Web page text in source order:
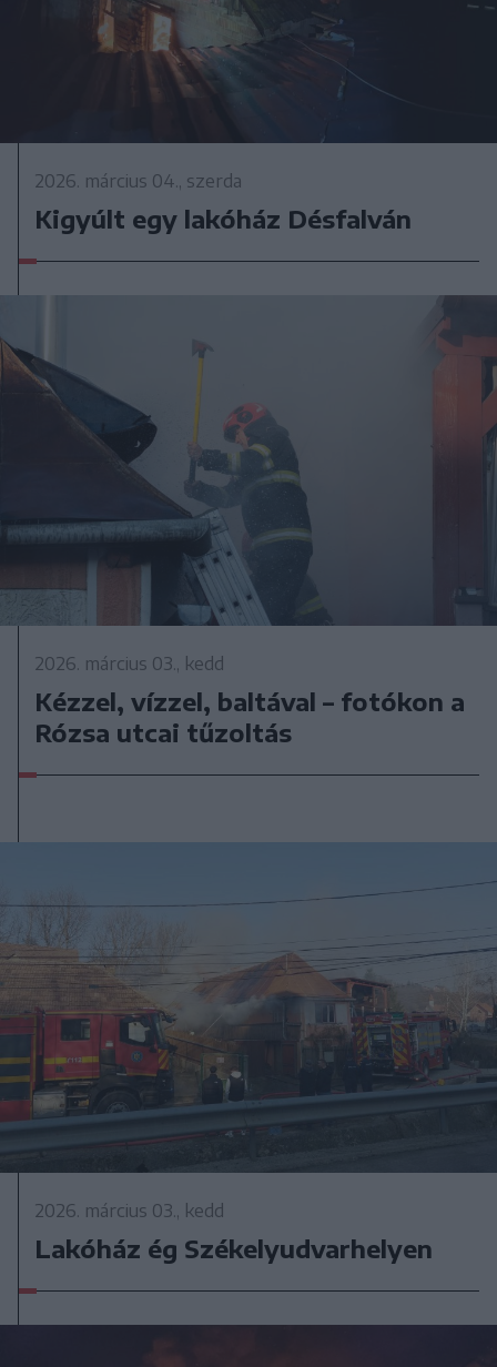
2026. március 04., szerda
Kigyúlt egy lakóház Désfalván
2026. március 03., kedd
Kézzel, vízzel, baltával – fotókon a
Rózsa utcai tűzoltás
2026. március 03., kedd
Lakóház ég Székelyudvarhelyen